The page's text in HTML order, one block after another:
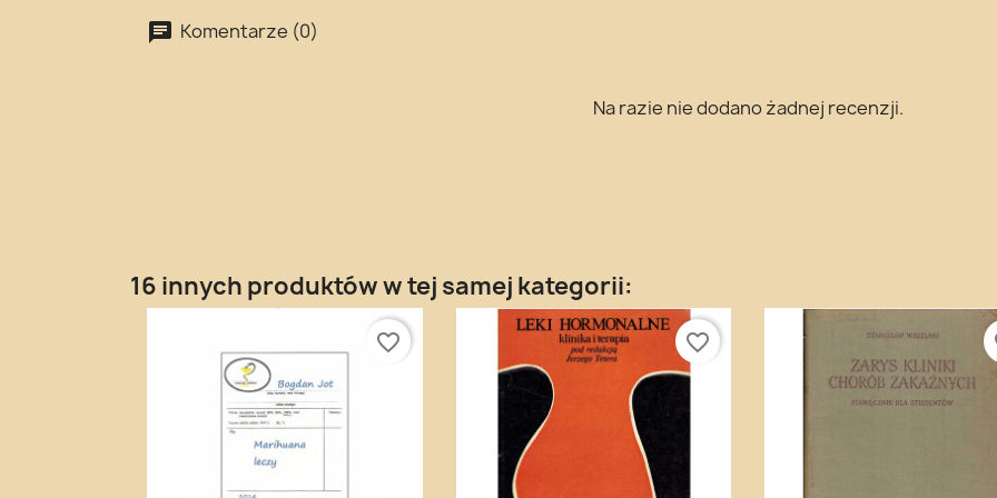
Komentarze (0)
Na razie nie dodano żadnej recenzji.
16 innych produktów w tej samej kategorii:
favorite_border favorite_border